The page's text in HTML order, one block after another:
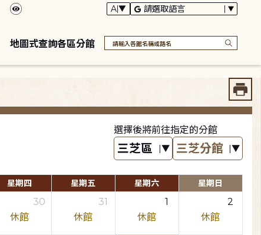
地圖式查詢各區分館
選擇後將前往指定的分館
星期四 星期五 星期六 星期日
30
休館
31
休館
1
休館
2
休館